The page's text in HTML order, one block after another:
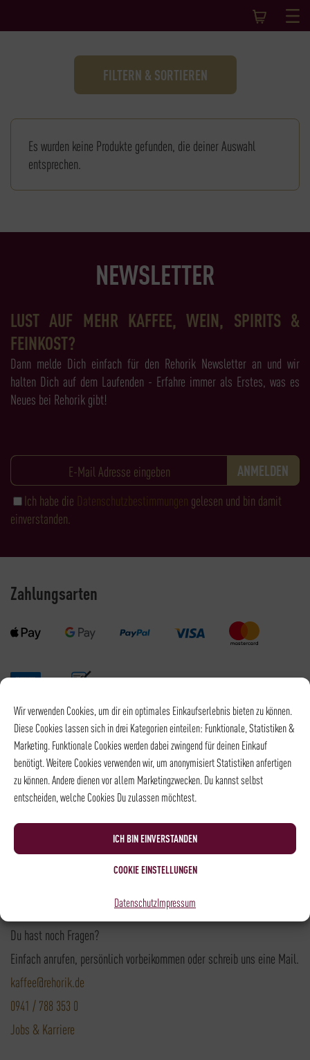
Wir verwenden Cookies, um dir ein optimales Einkaufserlebnis bieten zu können.
Diese Cookies lassen sich in drei Kategorien einteilen: Funktionale, Statistiken &
Marketing. Funktionale Cookies werden dabei zwingend für deinen Einkauf
benötigt. Weitere Cookies verwenden wir, um anonymisiert Statistiken anfertigen
zu können. Andere dienen vor allem Marketingzwecken. Du kannst selbst
entscheiden, welche Cookies Du zulassen möchtest.
ICH BIN EINVERSTANDEN
COOKIE EINSTELLUNGEN
DatenschutzImpressum
FILTERN & SORTIEREN
Es wurden keine Produkte gefunden, die deiner Auswahl
entsprechen.
NEWSLETTER
LUST AUF MEHR KAFFEE, WEIN, SPIRITS &
FEINKOST?
Dann melde Dich einfach für den Rehorik Newsletter an und wir
halten Dich auf dem Laufenden - Erfahre immer als Erstes, was es
Neues bei Rehorik gibt!
Ich habe die Datenschutzbestimmungen gelesen und bin damit
einverstanden.
Zahlungsarten
Versandpartner
Versandkosten DHL: 6,5 €
Kostenloser Versand mit DHL ab: 55 €
* Alle Preise sind inkl. MwSt., zzgl.Versand
Du hast noch Fragen?
Einfach anrufen, persönlich vorbeikommen oder schreib uns eine Mail.
kaffee@rehorik.de
0941 / 788 353 0
Jobs & Karriere